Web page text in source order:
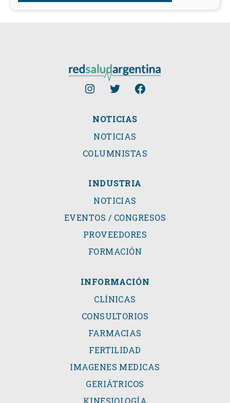
NOTICIAS
NOTICIAS
COLUMNISTAS
INDUSTRIA
NOTICIAS
EVENTOS / CONGRESOS
PROVEEDORES
FORMACIÓN
INFORMACIÓN
CLÍNICAS
CONSULTORIOS
FARMACIAS
FERTILIDAD
IMAGENES MEDICAS
GERIÁTRICOS